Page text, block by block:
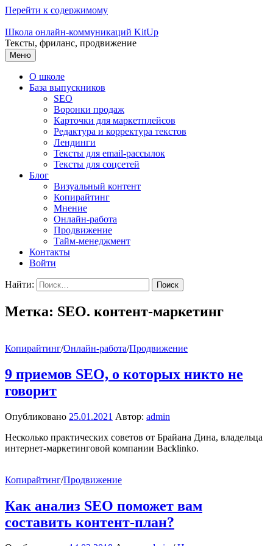
Перейти к содержимому
Школа онлайн-коммуникаций KitUp
Тексты, фриланс, продвижение
Меню
О школе
База выпускников
SEO
Воронки продаж
Карточки для маркетплейсов
Редактура и корректура текстов
Лендинги
Тексты для email-рассылок
Тексты для соцсетей
Блог
Визуальный контент
Копирайтинг
Мнение
Онлайн-работа
Продвижение
Тайм-менеджмент
Контакты
Войти
Найти:
Метка: SEO. контент-маркетинг
Копирайтинг/Онлайн-работа/Продвижение
9 приемов SEO, о которых никто не
говорит
Опубликовано 25.01.2021 Автор: admin
Несколько практических советов от Брайана Дина, владельца
интернет-маркетинговой компании Backlinko.
Копирайтинг/Продвижение
Как анализ SEO поможет вам
составить контент-план?